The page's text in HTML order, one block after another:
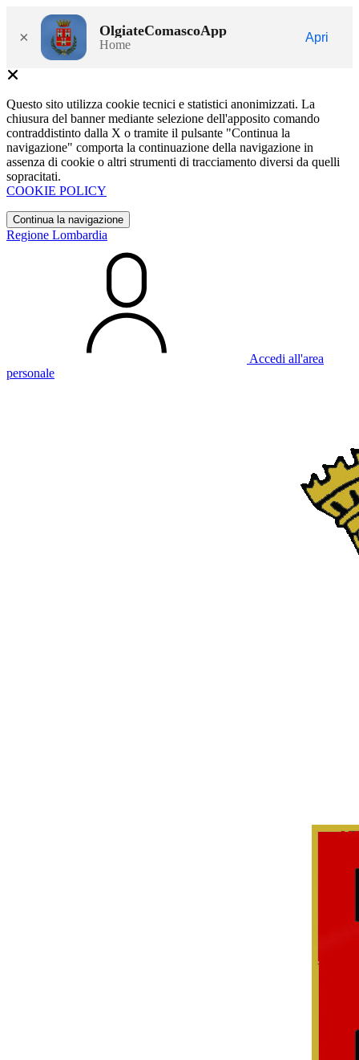
× OlgiateComascoApp
Home
Apri
Questo sito utilizza cookie tecnici e statistici anonimizzati. La
chiusura del banner mediante selezione dell'apposito comando
contraddistinto dalla X o tramite il pulsante "Continua la
navigazione" comporta la continuazione della navigazione in
assenza di cookie o altri strumenti di tracciamento diversi da quelli
sopracitati.
COOKIE POLICY
Continua la navigazione
Regione Lombardia
Accedi all'area
personale